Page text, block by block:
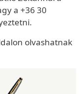
a +36 30
olvashatnak